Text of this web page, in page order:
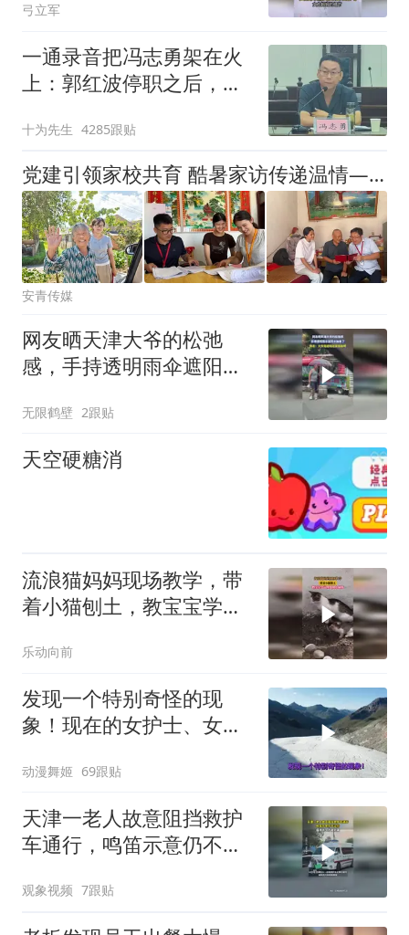
弓立军
一通录音把冯志勇架在火
上：郭红波停职之后，还
十为先生 4285跟贴
党建引领家校共育 酷暑家访传递温情——合肥城市管理学校开展2026年暑期家访活动
安青传媒
网友晒天津大爷的松弛
感，手持透明雨伞遮阳太
无限鹤壁 2跟贴
天空硬糖消
流浪猫妈妈现场教学，带
着小猫刨土，教宝宝学习
乐动向前
发现一个特别奇怪的现
象！现在的女护士、女教
动漫舞姬 69跟贴
天津一老人故意阻挡救护
车通行，鸣笛示意仍不让
观象视频 7跟贴